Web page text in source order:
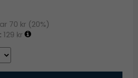
70 kr (20%)
129 kr